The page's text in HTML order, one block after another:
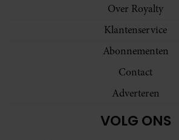
Over Royalty
Klantenservice
Abonnementen
Contact
Adverteren
VOLG ONS